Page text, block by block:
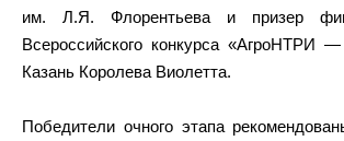
им. Л.Я. Флорентьева и призер
Всероссийского конкурса «АгроНТРИ
Казань Королева Виолетта.
Победители очного этапа